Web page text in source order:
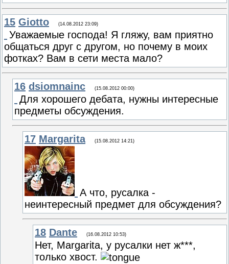
15 Giotto (14.08.2012 23:09)
Уважаемые господа! Я гляжу, вам приятно
общаться друг с другом, но почему в моих
фотках? Вам в сети места мало?
16 dsiomnainc (15.08.2012 00:00)
Для хорошего дебата, нужны интересные
предметы обсуждения.
17 Margarita (15.08.2012 14:21)
А что, русалка -
неинтересный предмет для обсуждения?
18 Dante (16.08.2012 10:53)
Нет, Margarita, у русалки нет ж***,
только хвост.